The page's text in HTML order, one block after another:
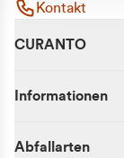
Kontakt
CURANTO
Informationen
Abfallarten